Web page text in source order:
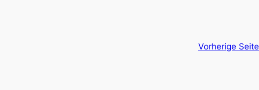
Vorherige Seite